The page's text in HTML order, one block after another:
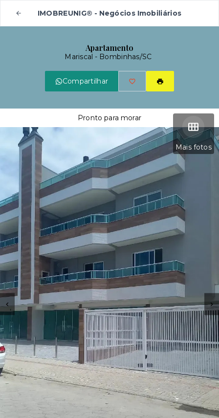
IMOBREUNIG® - Negócios Imobiliários
Apartamento
Mariscal - Bombinhas/SC
Compartilhar
Mais fotos
Pronto para morar